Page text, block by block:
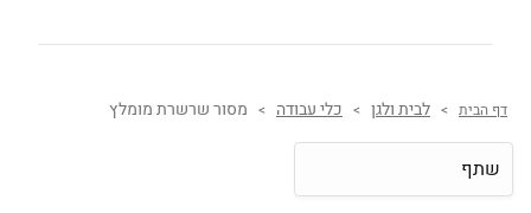
דף הבית > לבית ולגן > כלי עבודה > מסור שרשרת מומלץ
שתף